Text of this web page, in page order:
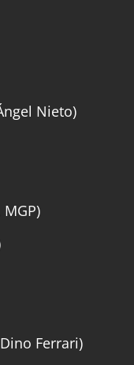
Nieto)
Ferrari)